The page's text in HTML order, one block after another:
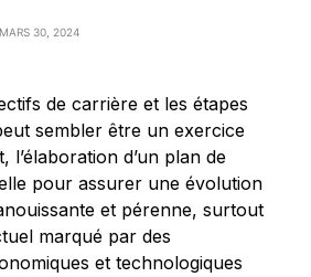
MARS 30, 2024
de carrière et les étapes
sembler être un exercice
l’élaboration d’un plan de
pour assurer une évolution
et pérenne, surtout
marqué par des
et technologiques